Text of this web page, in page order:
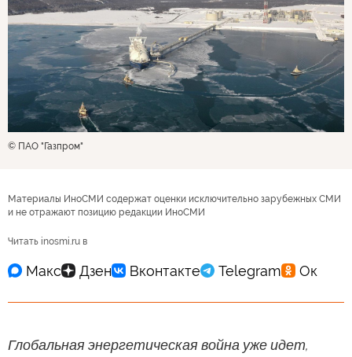
© ПАО "Газпром"
Материалы ИноСМИ содержат оценки исключительно зарубежных СМИ
и не отражают позицию редакции ИноСМИ
Читать inosmi.ru в
Глобальная энергетическая война уже идет,